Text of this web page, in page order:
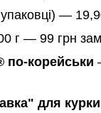
—
г — 99 грн
корейськи
для курки